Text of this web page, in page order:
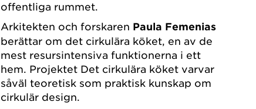
offentliga rummet.
Arkitekten och forskaren Paula Femenias
berättar om det cirkulära köket, en av de
mest resursintensiva funktionerna i ett
hem. Projektet Det cirkulära köket varvar
såväl teoretisk som praktisk kunskap om
cirkulär design.